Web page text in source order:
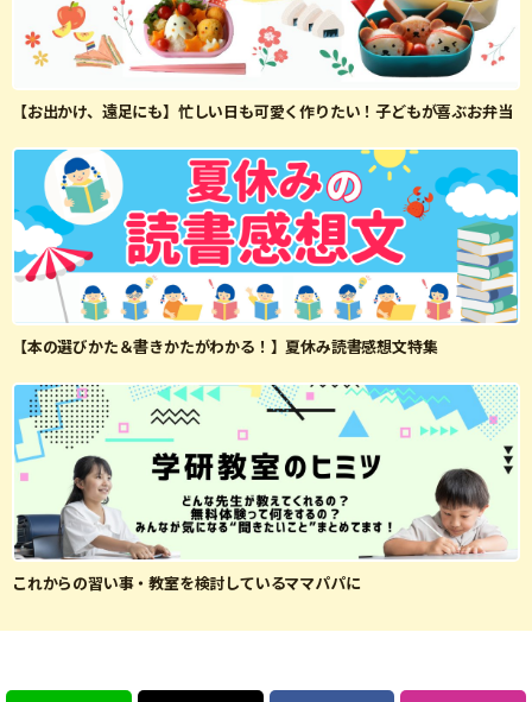
【お出かけ、遠足にも】忙しい日も可愛く作りたい！子どもが喜ぶお弁当
【本の選びかた＆書きかたがわかる！】夏休み読書感想文特集
これからの習い事・教室を検討しているママパパに